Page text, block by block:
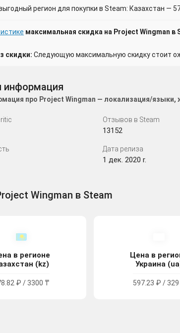
регион для покупки в Steam: Казахстан —
максимальная скидка на Project Wingman в
скидки: Следующую максимальную скидку стоит
информация
про Project Wingman — локализация/
Отзывов в Steam
13152
Дата релиза
1 дек. 2020 r.
Wingman в Steam
в регионе
(kz)
₽ / 3300 ₸
Цена в
Украина
597.23 ₽ / 329